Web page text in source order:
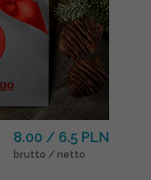
8.00 / 6.5 PLN
brutto / netto